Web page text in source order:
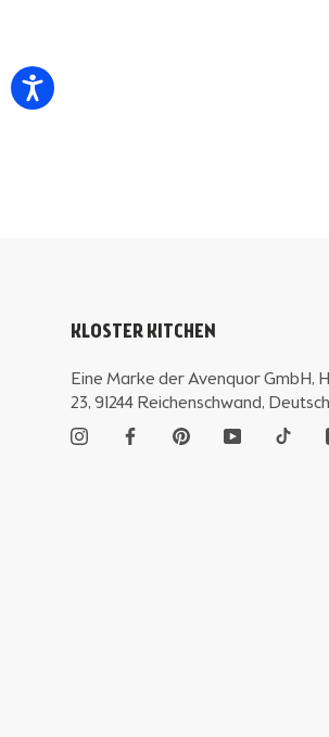
KLOSTER KITCHEN
Eine Marke der Avenquor GmbH,
23, 91244 Reichenschwand,